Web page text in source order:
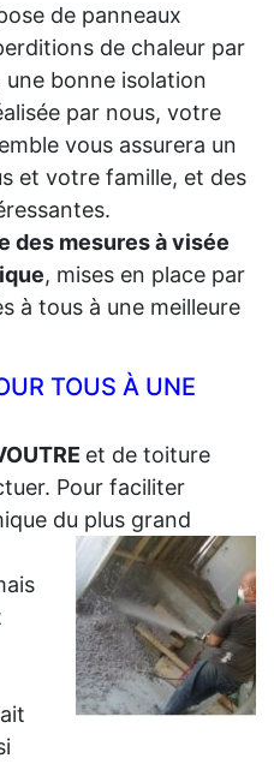
de panneaux
de chaleur par
bonne isolation
par nous, votre
vous assurera un
et votre famille, et des
des mesures à visée
, mises en place par
à tous à une meilleure
TOUS À UNE
et de toiture
Pour faciliter
du plus grand